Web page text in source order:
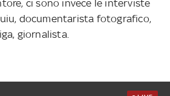
ci sono invece le interviste
documentarista fotografico,
giornalista.